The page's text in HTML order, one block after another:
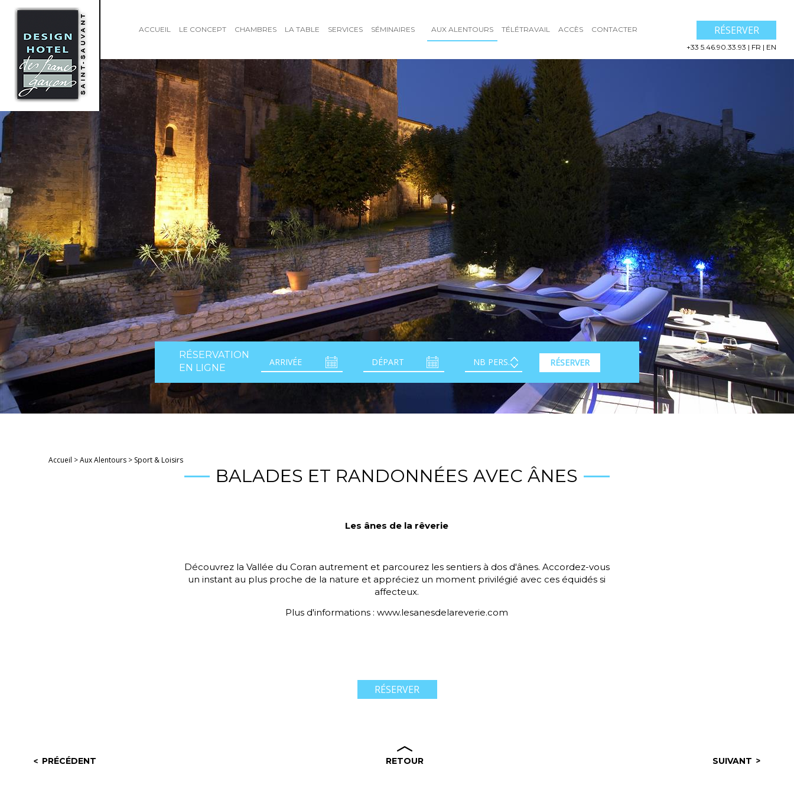
ACCUEIL LE CONCEPT CHAMBRES LA TABLE SERVICES SÉMINAIRES AUX ALENTOURS TÉLÉTRAVAIL ACCÈS CONTACTER RÉSERVER
+33 5.46.90.33.93 | FR | EN
RÉSERVATION
EN LIGNE
RÉSERVER
Accueil >Aux Alentours> Sport & Loisirs
BALADES ET RANDONNÉES AVEC ÂNES
Les ânes de la rêverie
Découvrez la Vallée du Coran autrement et parcourez les sentiers à dos d'ânes. Accordez-vous
un instant au plus proche de la nature et appréciez un moment privilégié avec ces équidés si
affecteux.
Plus d'informations : www.lesanesdelareverie.com
RÉSERVER
SUIVANT
PRÉCÉDENT RETOUR